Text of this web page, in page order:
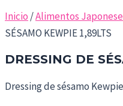
Inicio /Alimentos
SÉSAMO KEWPIE 1,89LTS
DRESSING DE
Dressing de sésamo